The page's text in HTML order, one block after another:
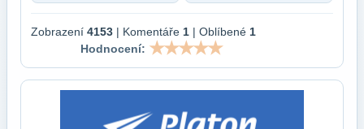
Zobrazení 4153 | Komentáře 1 | Oblíbené 1
Hodnocení: